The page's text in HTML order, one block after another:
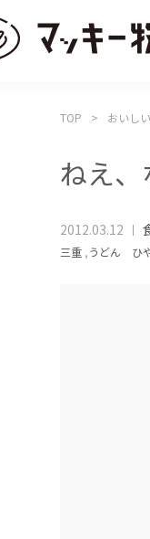
TOP おいし
ねえ
2012.03.12
三重 ,うどん ひ